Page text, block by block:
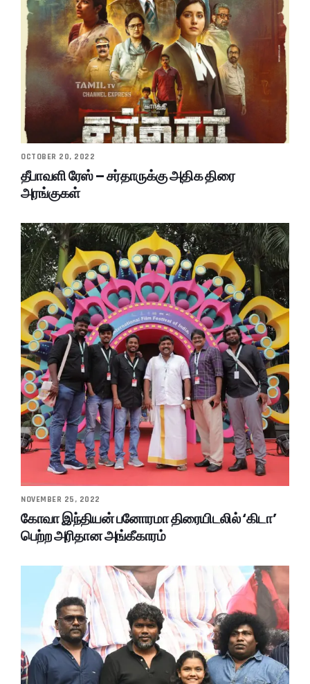
OCTOBER 20, 2022
தீபாவளி ரேஸ் – சர்தாருக்கு அதிக திரை
அரங்குகள்
NOVEMBER 25, 2022
கோவா இந்தியன் பனோரமா திரையிடலில் ‘கிடா’
பெற்ற அரிதான அங்கீகாரம்